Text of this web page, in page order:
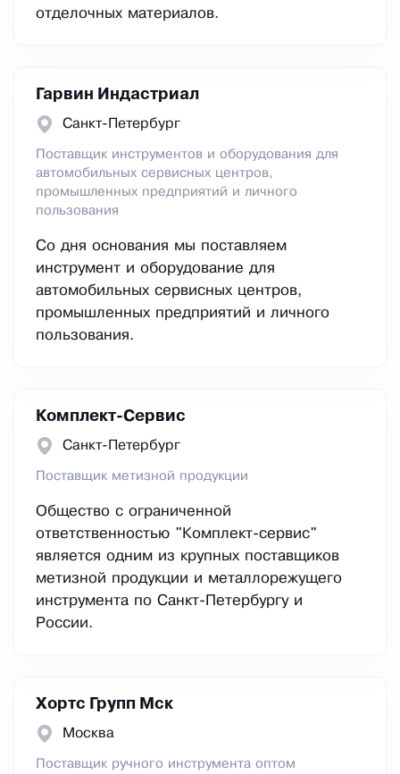
отделочных материалов.
Гарвин Индастриал
Санкт-Петербург
Поставщик инструментов и оборудования для
автомобильных сервисных центров,
промышленных предприятий и личного
пользования
Со дня основания мы поставляем
инструмент и оборудование для
автомобильных сервисных центров,
промышленных предприятий и личного
пользования.
Комплект-Cервис
Санкт-Петербург
Поставщик метизной продукции
Общество с ограниченной
ответственностью "Комплект-сервис"
является одним из крупных поставщиков
метизной продукции и металлорежущего
инструмента по Санкт-Петербургу и
России.
Хортс Групп Мск
Москва
Поставщик ручного инструмента оптом